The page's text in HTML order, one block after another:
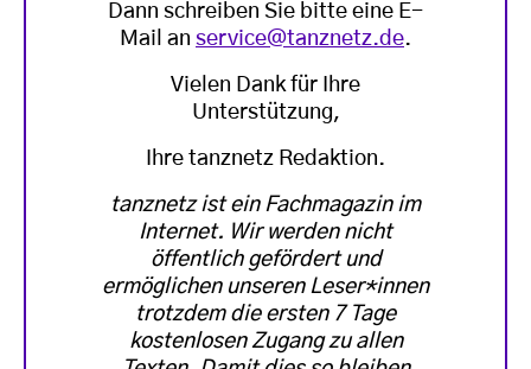
Dann schreiben Sie bitte eine E-
Mail an service@tanznetz.de.
Vielen Dank für Ihre
Unterstützung,
Ihre tanznetz Redaktion.
tanznetz ist ein Fachmagazin im
Internet. Wir werden nicht
öffentlich gefördert und
ermöglichen unseren Leser*innen
trotzdem die ersten 7 Tage
kostenlosen Zugang zu allen